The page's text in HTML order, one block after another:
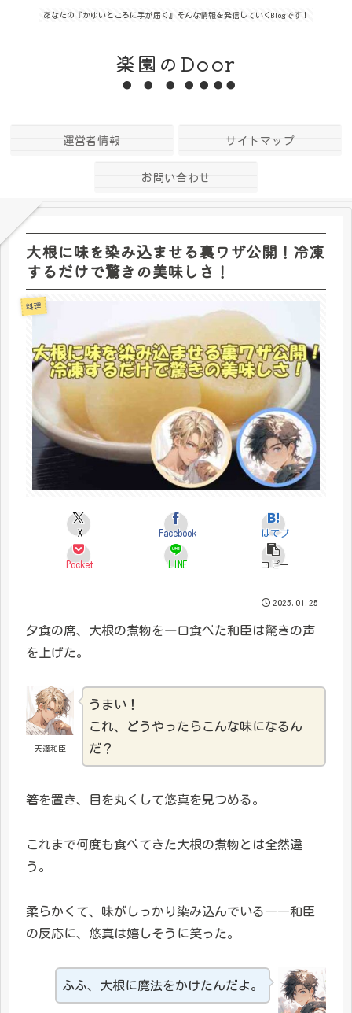
あなたの『かゆいところに手が届く』そんな情報を発信していくBlogです！
楽園のDoor
運営者情報 サイトマップ
お問い合わせ
大根に味を染み込ませる裏ワザ公開！冷凍
するだけで驚きの美味しさ！
料理
X Facebook はてブ
Pocket LINE コピー
2025.01.25
夕食の席、大根の煮物を一口食べた和臣は驚きの声
を上げた。
天澤和臣
うまい！
これ、どうやったらこんな味になるん
だ？
箸を置き、目を丸くして悠真を見つめる。
これまで何度も食べてきた大根の煮物とは全然違
う。
柔らかくて、味がしっかり染み込んでいる――和臣
の反応に、悠真は嬉しそうに笑った。
ふふ、大根に魔法をかけたんだよ。